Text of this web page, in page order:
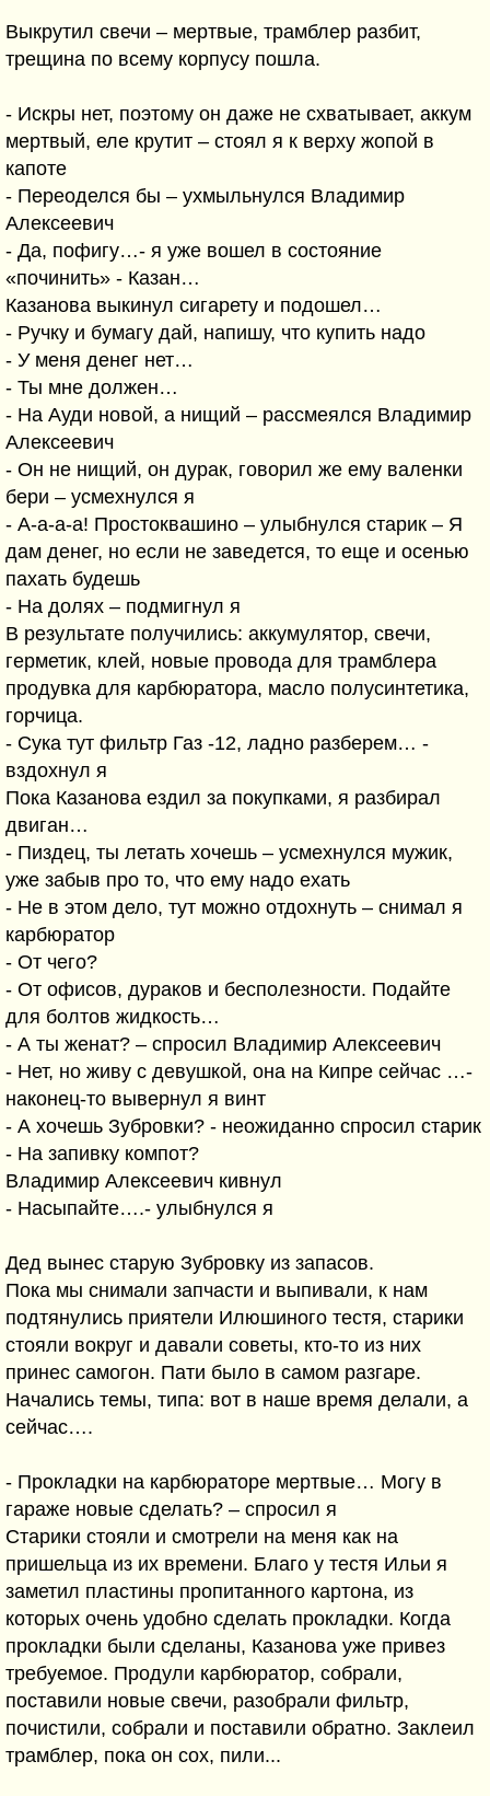
Выкрутил свечи – мертвые, трамблер разбит,
трещина по всему корпусу пошла.
- Искры нет, поэтому он даже не схватывает, аккум
мертвый, еле крутит – стоял я к верху жопой в
капоте
- Переоделся бы – ухмыльнулся Владимир
Алексеевич
- Да, пофигу…- я уже вошел в состояние
«починить» - Казан…
Казанова выкинул сигарету и подошел…
- Ручку и бумагу дай, напишу, что купить надо
- У меня денег нет…
- Ты мне должен…
- На Ауди новой, а нищий – рассмеялся Владимир
Алексеевич
- Он не нищий, он дурак, говорил же ему валенки
бери – усмехнулся я
- А-а-а-а! Простоквашино – улыбнулся старик – Я
дам денег, но если не заведется, то еще и осенью
пахать будешь
- На долях – подмигнул я
В результате получились: аккумулятор, свечи,
герметик, клей, новые провода для трамблера
продувка для карбюратора, масло полусинтетика,
горчица.
- Сука тут фильтр Газ -12, ладно разберем… -
вздохнул я
Пока Казанова ездил за покупками, я разбирал
двиган…
- Пиздец, ты летать хочешь – усмехнулся мужик,
уже забыв про то, что ему надо ехать
- Не в этом дело, тут можно отдохнуть – снимал я
карбюратор
- От чего?
- От офисов, дураков и бесполезности. Подайте
для болтов жидкость…
- А ты женат? – спросил Владимир Алексеевич
- Нет, но живу с девушкой, она на Кипре сейчас …-
наконец-то вывернул я винт
- А хочешь Зубровки? - неожиданно спросил старик
- На запивку компот?
Владимир Алексеевич кивнул
- Насыпайте….- улыбнулся я
Дед вынес старую Зубровку из запасов.
Пока мы снимали запчасти и выпивали, к нам
подтянулись приятели Илюшиного тестя, старики
стояли вокруг и давали советы, кто-то из них
принес самогон. Пати было в самом разгаре.
Начались темы, типа: вот в наше время делали, а
сейчас….
- Прокладки на карбюраторе мертвые… Могу в
гараже новые сделать? – спросил я
Старики стояли и смотрели на меня как на
пришельца из их времени. Благо у тестя Ильи я
заметил пластины пропитанного картона, из
которых очень удобно сделать прокладки. Когда
прокладки были сделаны, Казанова уже привез
требуемое. Продули карбюратор, собрали,
поставили новые свечи, разобрали фильтр,
почистили, собрали и поставили обратно. Заклеил
трамблер, пока он сох, пили...